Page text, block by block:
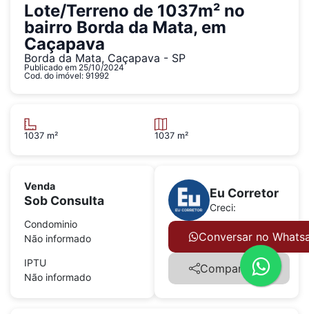
Lote/Terreno de 1037m² no
bairro Borda da Mata, em
Caçapava
Borda da Mata, Caçapava - SP
Publicado em 25/10/2024
Cod. do imóvel: 91992
1037 m² 1037 m²
Venda
Sob Consulta
Condominio
Não informado
IPTU
Não informado
Eu Corretor
Creci:
Conversar no
Compartilhar